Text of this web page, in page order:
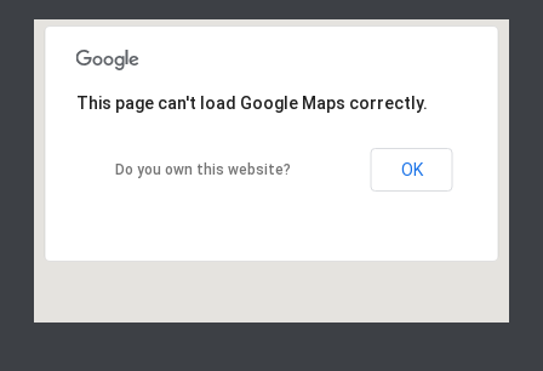
This page can't load Google Maps correctly.
Do you own this website? OK